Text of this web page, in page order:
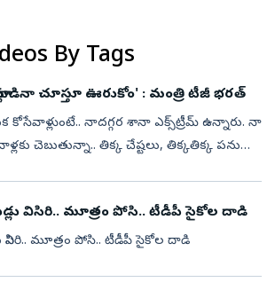
By Tags
చూస్తూ ఊరుకోం' : మంత్రి టీజీ భరత్‌
కోసేవాళ్లుంటే.. నాదగ్గర శానా ఎక్స్‌ట్రీమ్‌ ఉన్నారు. నా
వాళ్లకు చెబుతున్నా.. తిక్క చేష్టలు, తిక్కతిక్క పనులు
విసిరి.. మూత్రం పోసి.. టీడీపీ సైకోల దాడి
విసిరి.. మూత్రం పోసి.. టీడీపీ సైకోల దాడి